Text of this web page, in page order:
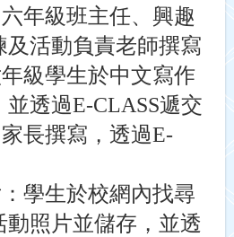
年級班主任、興趣
及活動負責老師撰寫
級學生於中文寫作
並透過E-CLASS遞交
長撰寫，透過E-
學生於校網內找尋
動照片並儲存，並透